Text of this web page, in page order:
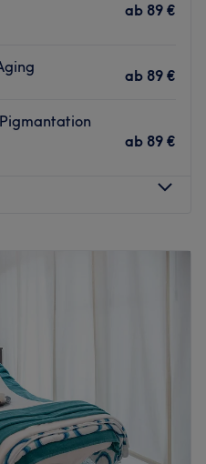
ab 89 €
ab 89 €
ab 89 €
Haut, die vor
gepflegte Nägel
Gloss, direkt an der